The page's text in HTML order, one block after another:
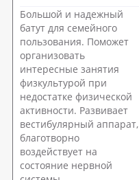
Большой и надежный
батут для семейного
пользования. Поможет
организовать
интересные занятия
физкультурой при
недостатке физической
активности. Развивает
вестибулярный аппарат,
благотворно
воздействует на
состояние нервной